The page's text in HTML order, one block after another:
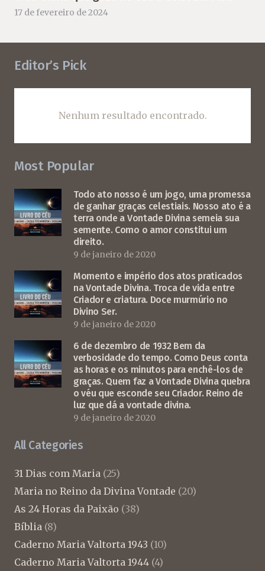
17 de fevereiro de 2024
Editor’s Pick
Nenhum resultado encontrado.
Most Popular
Todo ato nosso é um jogo, uma promessa
de ganhar graças celestiais. Nosso ato é a
terra onde a Vontade Divina semeia sua
semente. Como o amor constitui um
direito.
9 de janeiro de 2020
Momento e império dos atos praticados
na Vontade Divina. Troca de vida entre
Criador e criatura. Doce murmúrio no
Divino Ser.
9 de janeiro de 2020
6 de dezembro de 1932 Bem da
verbosidade do tempo. Como Deus conta
as horas e os minutos para enchê-los de
graças. Quem faz a Vontade Divina quebra
o véu que esconde seu Criador. Reino de
luz que dá a vontade divina.
9 de janeiro de 2020
All Categories
31 Dias com Maria (25)
Maria no Reino da Divina Vontade (20)
As 24 Horas da Paixão (38)
Bíblia (8)
Caderno Maria Valtorta 1943 (10)
Caderno Maria Valtorta 1944 (4)